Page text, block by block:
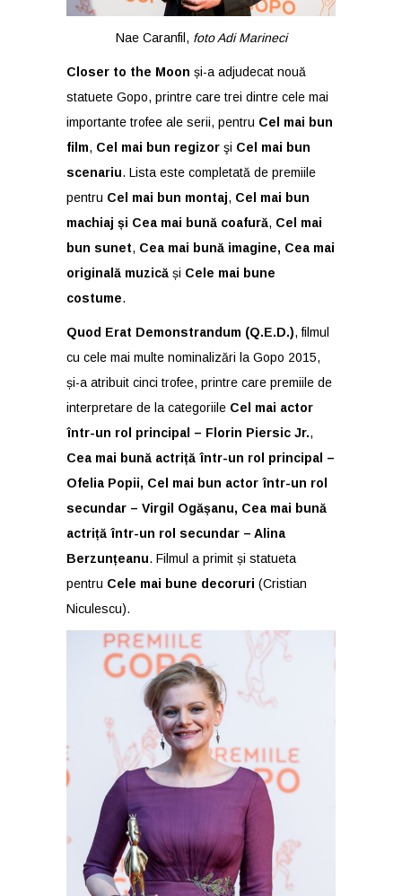
Nae Caranfil, foto Adi Marineci
Closer to the Moon și-a adjudecat nouă
statuete Gopo, printre care trei dintre cele mai
importante trofee ale serii, pentru Cel mai bun
film, Cel mai bun regizor şi Cel mai bun
scenariu. Lista este completată de premiile
pentru Cel mai bun montaj, Cel mai bun
machiaj și Cea mai bună coafură, Cel mai
bun sunet, Cea mai bună imagine, Cea mai
originală muzică și Cele mai bune
costume.
Quod Erat Demonstrandum (Q.E.D.), filmul
cu cele mai multe nominalizări la Gopo 2015,
și-a atribuit cinci trofee, printre care premiile de
interpretare de la categoriile Cel mai actor
într-un rol principal – Florin Piersic Jr.,
Cea mai bună actriță într-un rol principal –
Ofelia Popii, Cel mai bun actor într-un rol
secundar – Virgil Ogășanu, Cea mai bună
actriță într-un rol secundar – Alina
Berzunțeanu. Filmul a primit și statueta
pentru Cele mai bune decoruri (Cristian
Niculescu).